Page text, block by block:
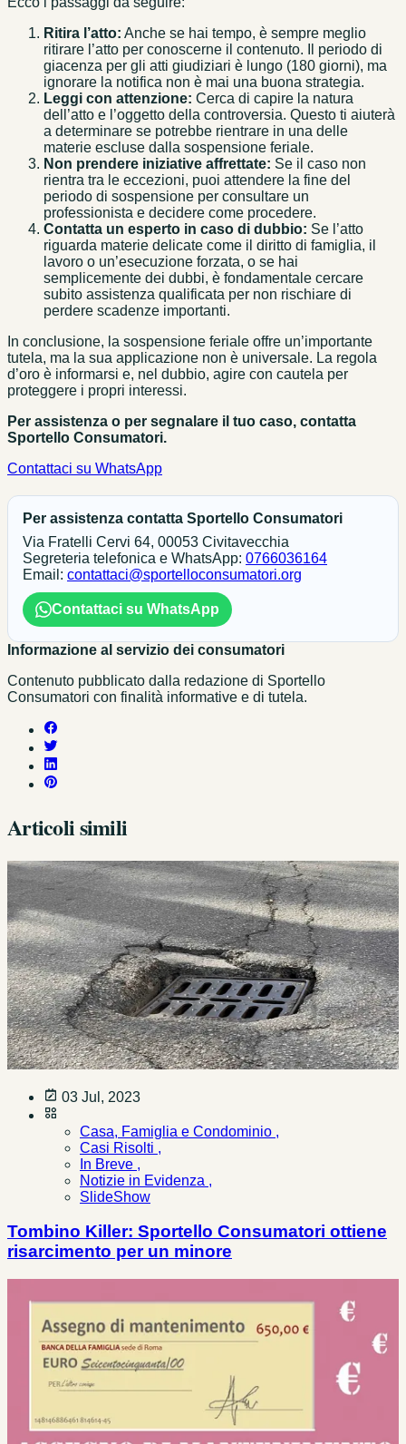
Ritira l’atto: Anche se hai tempo, è sempre meglio
ritirare l’atto per conoscerne il contenuto. Il periodo di
giacenza per gli atti giudiziari è lungo (180 giorni), ma
ignorare la notifica non è mai una buona strategia.
Leggi con attenzione: Cerca di capire la natura
dell’atto e l’oggetto della controversia. Questo ti aiuterà
a determinare se potrebbe rientrare in una delle
materie escluse dalla sospensione feriale.
Non prendere iniziative affrettate: Se il caso non
rientra tra le eccezioni, puoi attendere la fine del
periodo di sospensione per consultare un
professionista e decidere come procedere.
Contatta un esperto in caso di dubbio: Se l’atto
riguarda materie delicate come il diritto di famiglia, il
lavoro o un’esecuzione forzata, o se hai
semplicemente dei dubbi, è fondamentale cercare
subito assistenza qualificata per non rischiare di
perdere scadenze importanti.
In conclusione, la sospensione feriale offre un’importante
tutela, ma la sua applicazione non è universale. La regola
d’oro è informarsi e, nel dubbio, agire con cautela per
proteggere i propri interessi.
Per assistenza o per segnalare il tuo caso, contatta
Sportello Consumatori.
Contattaci su WhatsApp
Per assistenza contatta Sportello Consumatori
Via Fratelli Cervi 64, 00053 Civitavecchia
Segreteria telefonica e WhatsApp: 0766036164
Email: contattaci@sportelloconsumatori.org
Contattaci su WhatsApp
Informazione al servizio dei consumatori
Contenuto pubblicato dalla redazione di Sportello
Consumatori con finalità informative e di tutela.
Articoli simili
03 Jul, 2023
Casa, Famiglia e Condominio ,
Casi Risolti ,
In Breve ,
Notizie in Evidenza ,
SlideShow
Tombino Killer: Sportello Consumatori ottiene
risarcimento per un minore